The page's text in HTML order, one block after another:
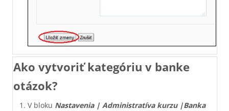
Ako vytvoriť kategóriu v banke
otázok?
V bloku Nastavenia | Administratíva kurzu |Banka